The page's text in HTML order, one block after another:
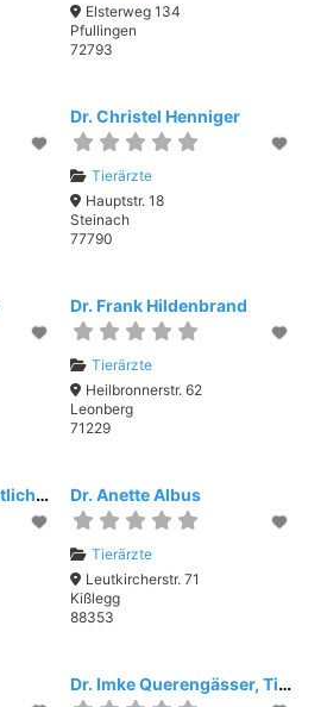
Elsterweg 134
Pfullingen
72793
Dr. Christel Henniger
Tierärzte
Hauptstr. 18
Steinach
77790
Dr. Frank Hildenbrand
Tierärzte
Heilbronnerstr. 62
Leonberg
71229
Katja Preßler, Tierärztliche Gemeinschaftspraxis Dr. Anette Albus
Tierärzte
Leutkircherstr. 71
Kißlegg
88353
Dr. Imke Querengässer, Tierarztpraxis für Physiotherapie und Chiropraktik